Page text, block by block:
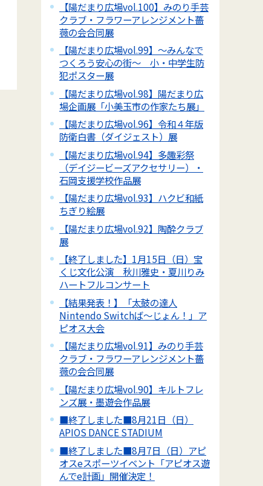
【陽だまり広場vol.100】みのり手芸
クラブ・フラワーアレンジメント薔
薇の会合同展
【陽だまり広場vol.99】～みんなで
つくろう安心の街～ 小・中学生防
犯ポスター展
【陽だまり広場vol.98】陽だまり広
場企画展「小美玉市の作家たち展」
【陽だまり広場vol.96】令和４年版
防衛白書（ダイジェスト）展
【陽だまり広場vol.94】多趣彩祭
（デイジービーズアクセサリー）・
石岡支援学校作品展
【陽だまり広場vol.93】ハクビ和紙
ちぎり絵展
【陽だまり広場vol.92】陶酔クラブ
展
【終了しました】1月15日（日）宝
くじ文化公演 秋川雅史・夏川りみ
ハートフルコンサート
【結果発表！】「太鼓の達人
Nintendo Switchば～じょん！」ア
ピオス大会
【陽だまり広場vol.91】みのり手芸
クラブ・フラワーアレンジメント薔
薇の会合同展
【陽だまり広場vol.90】キルトフレ
ンズ展・墨遊会作品展
■終了しました■8月21日（日）
APIOS DANCE STADIUM
■終了しました■8月7日（日）アピ
オスeスポーツイベント「アピオス遊
んでe計画」開催決定！